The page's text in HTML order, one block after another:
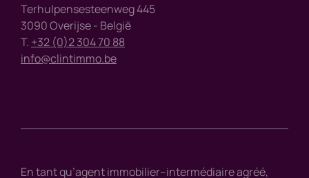
Terhulpensesteenweg 445
3090 Overijse - België
T. +32 (0)2 304 70 88
info@clintimmo.be
En tant qu’agent immobilier–intermédiaire agréé,